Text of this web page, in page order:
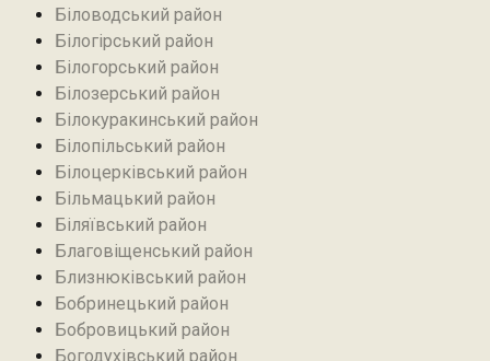
Біловодський район‎
Білогірський район
Білогорський район
Білозерський район
Білокуракинський район‎
Білопільський район
Білоцерківський район
Більмацький район
Біляївський район‎
Благовіщенський район
Близнюківський район
Бобринецький район
Бобровицький район
Богодухівський район